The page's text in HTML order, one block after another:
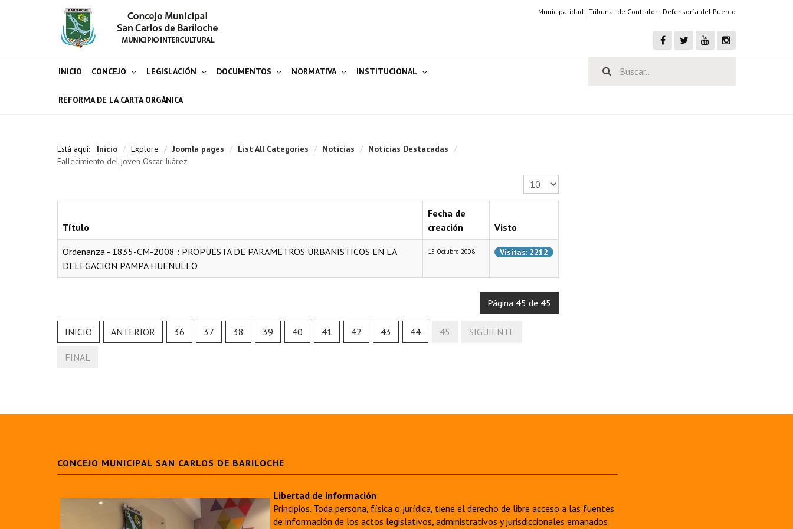
Municipalidad | Tribunal de Contralor | Defensoría del Pueblo
INICIO CONCEJO LEGISLACIÓN DOCUMENTOS NORMATIVA INSTITUCIONAL
REFORMA DE LA CARTA ORGÁNICA
Está aquí: Inicio / Explore / Joomla pages / List All Categories / Noticias / Noticias Destacadas /
Fallecimiento del joven Oscar Juárez
Cantidad a mostrar
Título
Fecha de
creación
Visto
Ordenanza - 1835-CM-2008 : PROPUESTA DE PARAMETROS URBANISTICOS EN LA
DELEGACION PAMPA HUENULEO
15 Octubre 2008 Visitas: 2212
Página 45 de 45
INICIO ANTERIOR 36 37 38 39 40 41 42 43 44 45 SIGUIENTE
FINAL
CONCEJO MUNICIPAL SAN CARLOS DE BARILOCHE
Libertad de información
Principios. Toda persona, física o jurídica, tiene el derecho de libre acceso a las fuentes
de información de los actos legislativos, administrativos y jurisdiccionales emanados